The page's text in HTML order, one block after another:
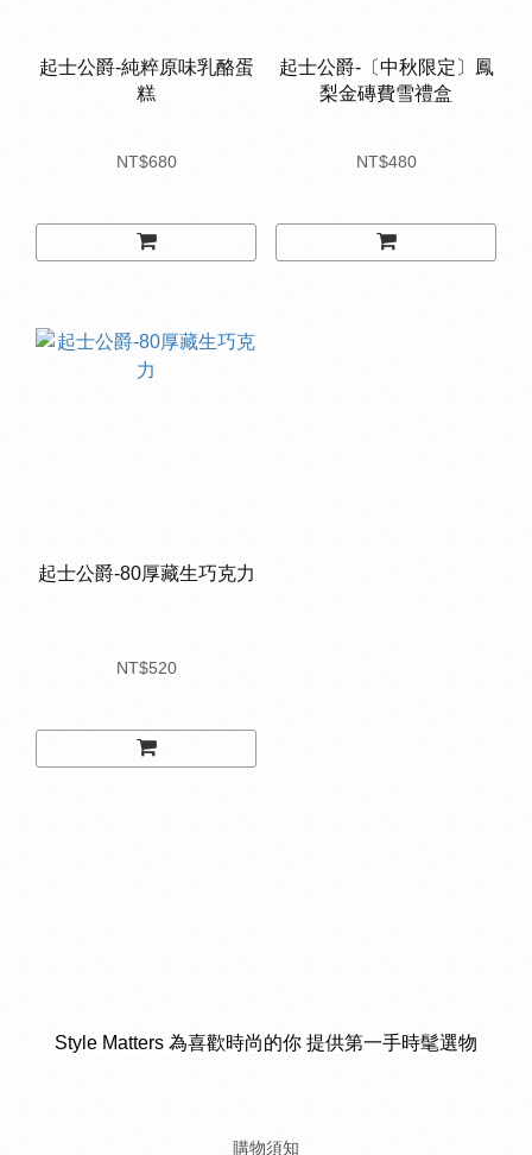
起士公爵-純粹原味乳酪蛋
糕
NT$680
起士公爵-〔中秋限定〕鳳
梨金磚費雪禮盒
NT$480
起士公爵-80厚藏生巧克力
NT$520
Style Matters 為喜歡時尚的你 提供第一手時髦選物
購物須知